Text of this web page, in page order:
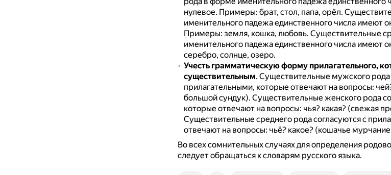
нулевое. Примеры: брат, стол, папа, орёл.
именительного падежа единственного числа имеют
Примеры: земля, кошка, любовь. Существительные
именительного падежа единственного числа имеют
серебро, солнце, озеро.
Учесть грамматическую форму прилагательного,
существительным. Существительные мужского рода
прилагательными, которые отвечают на вопросы:
большой сундук). Существительные женского рода
которые отвечают на вопросы: чья? какая? (свежая
Существительные среднего рода согласуются с
отвечают на вопросы: чьё? какое? (кошачье
Во всех сомнительных случаях для определения
следует обращаться к словарям русского языка.